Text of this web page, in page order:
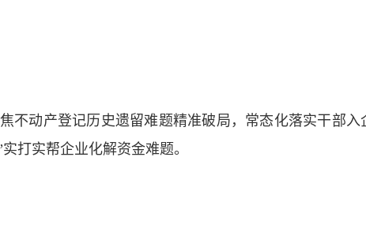
不动产登记历史遗留难题精准破局，常态化落实干部入
打实帮企业化解资金难题。